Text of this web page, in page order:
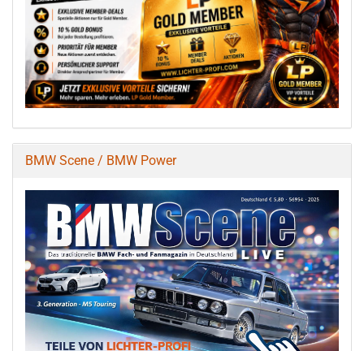
BMW Scene / BMW Power